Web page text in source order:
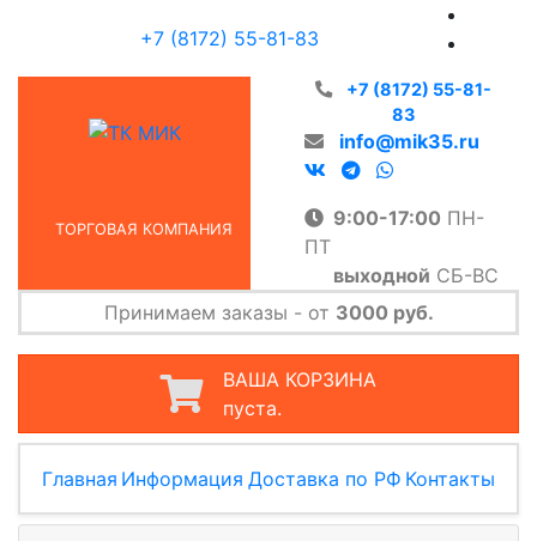
+7 (8172) 55-81-83
ТОРГОВАЯ КОМПАНИЯ
Принимаем заказы - от 3000 руб.
+7 (8172) 55-81-
83
info@mik35.ru
9:00-17:00 ПН-
ПТ
выходной СБ-ВС
ВАША КОРЗИНА
пуста.
Главная Информация Доставка по РФ Контакты